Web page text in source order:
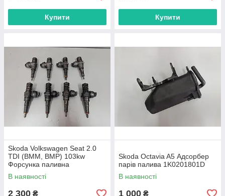
Купити Купити
Skoda Volkswagen Seat 2.0
TDI (BMM, BMP) 103kw
Форсунка паливна
0414720312 , 038130073BQ
В наявності
2 300 ₴
Skoda Octavia A5 Адсорбер
парів палива 1K0201801D
В наявності
1 000 ₴